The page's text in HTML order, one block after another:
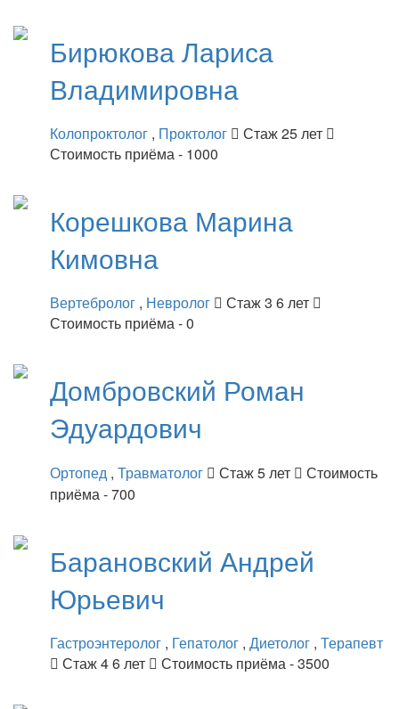
БирюковаЛариса
Владимировна
Колопроктолог , Проктолог
Стаж 25 лет
Стоимость приёма - 1000
Корешкова Марина
Кимовна
Вертебролог , Невролог
Стаж 3 6 лет
Стоимость приёма - 0
Домбровский Роман
Эдуардович
Ортопед , Травматолог Стаж 5 лет
Стоимость
приёма - 700
Барановский Андрей
Юрьевич
Гастроэнтеролог , Гепатолог , Диетолог , Терапевт
Стаж 4 6 лет
Стоимость приёма - 3500